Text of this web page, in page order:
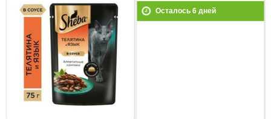
Осталось 6дней